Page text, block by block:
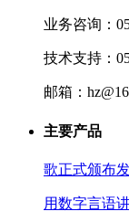
业务咨询：
技术支持：
邮箱：
主要产品
歌正式颁布
用数字言语